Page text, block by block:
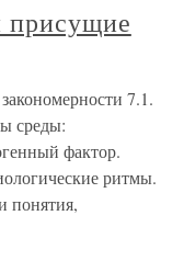
присущие
7.1.
среды:
фактор.
ритмы.
понятия,